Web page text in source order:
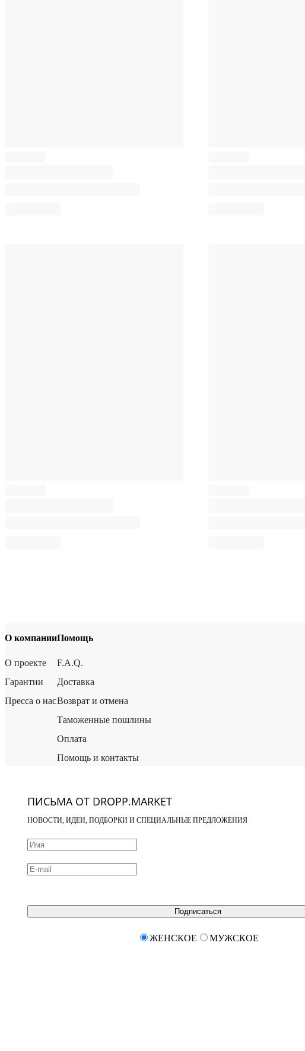
О компании
О проекте
Гарантии
Пресса о нас
Помощь
F.A.Q.
Доставка
Возврат и отмена
Таможенные пошлины
Оплата
Помощь и контакты
ПИСЬМА ОТ DROPP.MARKET
НОВОСТИ, ИДЕИ, ПОДБОРКИ И СПЕЦИАЛЬНЫЕ ПРЕДЛОЖЕНИЯ
Подписаться
ЖЕНСКОЕ МУЖСКОЕ